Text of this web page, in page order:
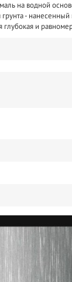
на водной
грунта -
глубокая и